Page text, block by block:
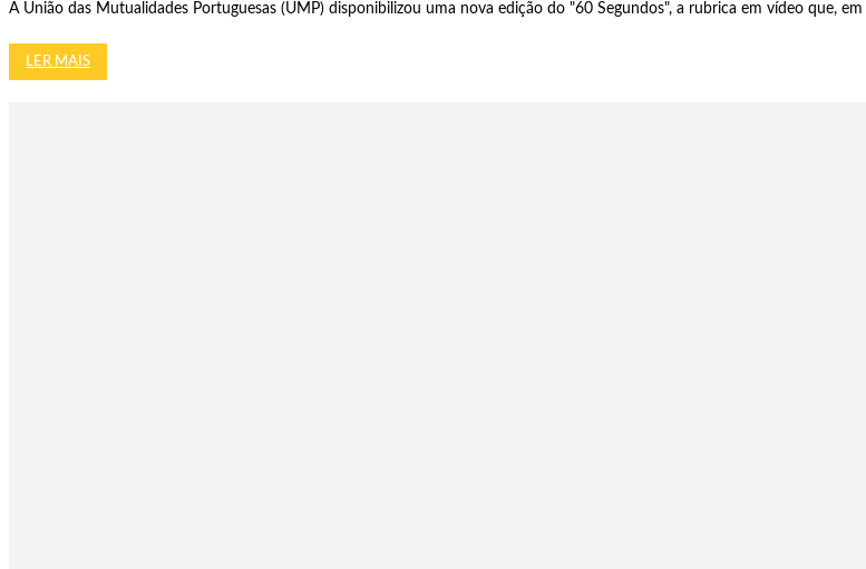
A União das Mutualidades Portuguesas (UMP) disponibilizou uma nova edição do "60 Segundos", a rubrica em vídeo que,
LER MAIS